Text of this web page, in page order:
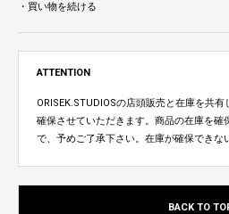
・買い物を続ける
ATTENTION
ORISEK.STUDIOSの店頭販売と在庫を共
確保させていただきます。商品の在庫を確
で、予めご了承下さい。在庫が確保できな
BACK TO